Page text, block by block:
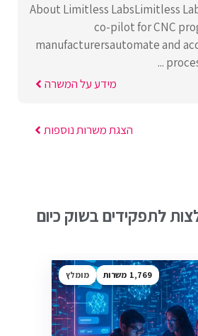
About Limitless LabsLimitless
co-pilot for CNC
manufacturersautomate and
מידע על המשרה
הצגת משרות נוספות
לתפקידים בשוק כיום
1,769 מומלץ